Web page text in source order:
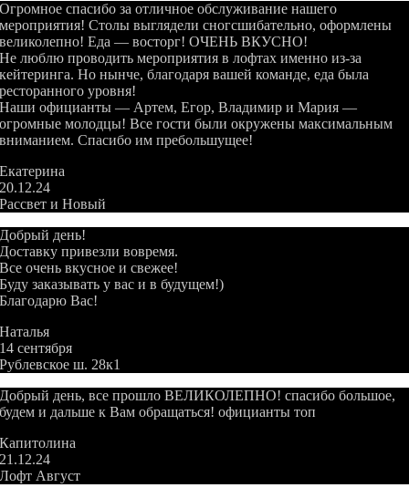
Огромное спасибо за отличное обслуживание нашего
мероприятия! Столы выглядели сногсшибательно, оформлены
великолепно! Еда — восторг! ОЧЕНЬ ВКУСНО!
Не люблю проводить мероприятия в лофтах именно из-за
кейтеринга. Но нынче, благодаря вашей команде, еда была
ресторанного уровня!
Наши официанты — Артем, Егор, Владимир и Мария —
огромные молодцы! Все гости были окружены максимальным
вниманием. Спасибо им пребольшущее!
Екатерина
20.12.24
Рассвет и Новый
Добрый день!
Доставку привезли вовремя.
Все очень вкусное и свежее!
Буду заказывать у вас и в будущем!)
Благодарю Вас!
Наталья
14 сентября
Рублевское ш. 28к1
Добрый день, все прошло ВЕЛИКОЛЕПНО! спасибо большое,
будем и дальше к Вам обращаться! официанты топ
Капитолина
21.12.24
Лофт Август